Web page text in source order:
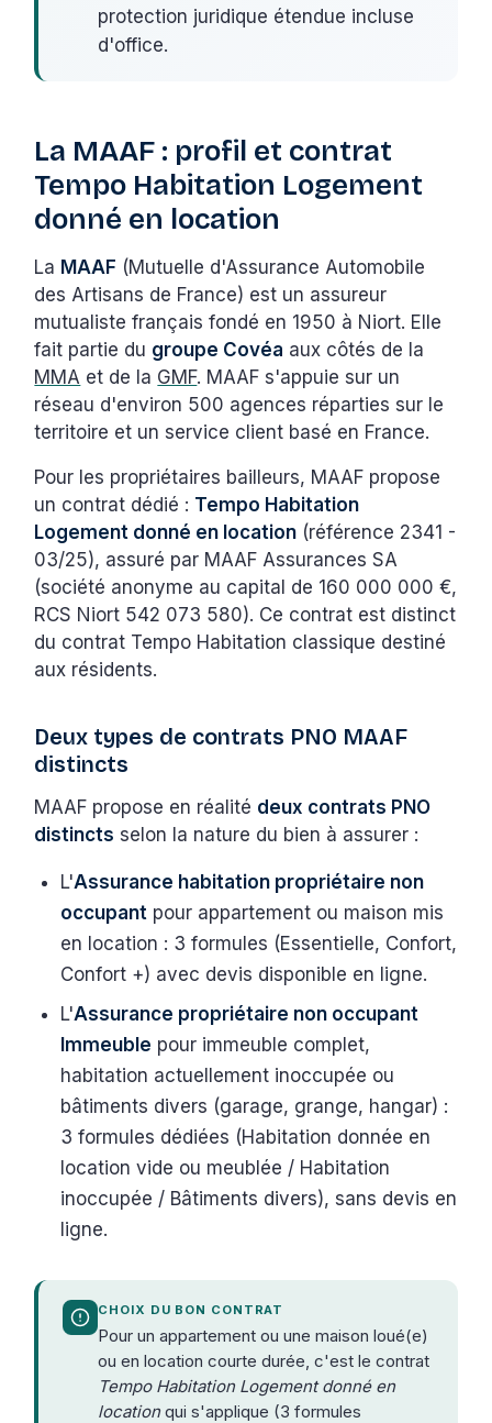
protection juridique étendue incluse
d'office.
La MAAF : profil et contrat
Tempo Habitation Logement
donné en location
La MAAF (Mutuelle d'Assurance Automobile
des Artisans de France) est un assureur
mutualiste français fondé en 1950 à Niort. Elle
fait partie du groupe Covéa aux côtés de la
MMA et de la GMF. MAAF s'appuie sur un
réseau d'environ 500 agences réparties sur le
territoire et un service client basé en France.
Pour les propriétaires bailleurs, MAAF propose
un contrat dédié : Tempo Habitation
Logement donné en location (référence 2341 -
03/25), assuré par MAAF Assurances SA
(société anonyme au capital de 160 000 000 €,
RCS Niort 542 073 580). Ce contrat est distinct
du contrat Tempo Habitation classique destiné
aux résidents.
Deux types de contrats PNO MAAF
distincts
MAAF propose en réalité deux contrats PNO
distincts selon la nature du bien à assurer :
L'Assurance habitation propriétaire non
occupant pour appartement ou maison mis
en location : 3 formules (Essentielle, Confort,
Confort +) avec devis disponible en ligne.
L'Assurance propriétaire non occupant
Immeuble pour immeuble complet,
habitation actuellement inoccupée ou
bâtiments divers (garage, grange, hangar) :
3 formules dédiées (Habitation donnée en
location vide ou meublée / Habitation
inoccupée / Bâtiments divers), sans devis en
ligne.
CHOIX DU BON CONTRAT
Pour un appartement ou une maison loué(e)
ou en location courte durée, c'est le contrat
Tempo Habitation Logement donné en
locationqui s'applique (3 formules